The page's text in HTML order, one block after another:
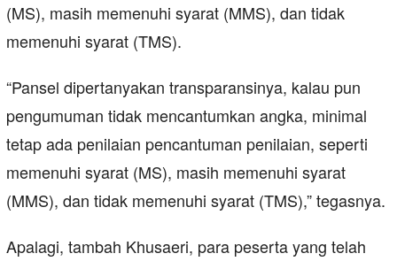
(MS), masih memenuhi syarat (MMS), dan tidak
memenuhi syarat (TMS).
“Pansel dipertanyakan transparansinya, kalau pun
pengumuman tidak mencantumkan angka, minimal
tetap ada penilaian pencantuman penilaian, seperti
memenuhi syarat (MS), masih memenuhi syarat
(MMS), dan tidak memenuhi syarat (TMS),” tegasnya.
Apalagi, tambah Khusaeri, para peserta yang telah